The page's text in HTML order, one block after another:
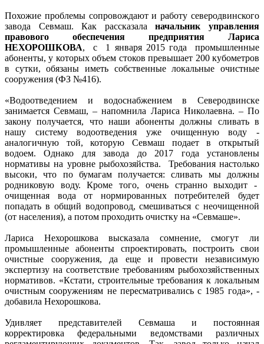
Похожие проблемы сопровождают и работу северодвинского
завода Севмаш. Как рассказаланачальник управления
правового обеспечения предприятия Лариса
НЕХОРОШКОВА, с 1 января 2015 года промышленные
абоненты, у которых объем стоков превышает 200 кубометров
в сутки, обязаны иметь собственные локальные очистные
сооружения (ФЗ №416).
«Водоотведением и водоснабжением в Северодвинске
занимается Севмаш, – напомнила Лариса Николаевна. – По
закону получается, что наши абоненты должны сливать в
нашу систему водоотведения уже очищенную воду -
аналогичную той, которую Севмаш подает в открытый
водоем. Однако для завода до 2017 года установлены
нормативы на уровне рыбохозяйства. Требования настолько
высоки, что по бумагам получается: сливать мы должны
родниковую воду. Кроме того, очень странно выходит -
очищенная вода от нормированных потребителей будет
попадать в общий водопровод, смешиваться с неочищенной
(от населения), а потом проходить очистку на «Севмаше».
Лариса Нехорошкова высказала сомнение, смогут ли
промышленные абоненты спроектировать, построить свои
очистные сооружения, да еще и провести независимую
экспертизу на соответствие требованиям рыбохозяйственных
нормативов. «Кстати, строительные требования к локальным
очистным сооружениям не пересматривались с 1985 года», -
добавила Нехорошкова.
Удивляет представителей Севмаша и постоянная
корректировка федеральными ведомствами различных